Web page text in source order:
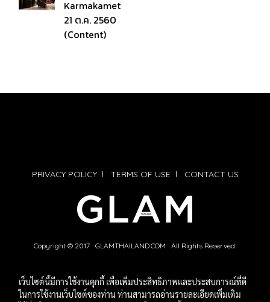
Karmakamet
21 ต.ค. 2560
(Content)
PRIVACY POLICYl TERMS OF USE l CONTACT US
Copyright © 2017 GLAMTHAILAND.COM All Rights Reserved.
เว็บไซต์นี้มีการใช้งานคุกกี้ เพื่อเพิ่มประสิทธิภาพและประสบการณ์ที่ดี
ในการใช้งานเว็บไซต์ของท่าน ท่านสามารถอ่านรายละเอียดเพิ่มเติม